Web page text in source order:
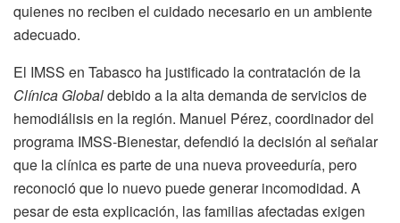
quienes no reciben el cuidado necesario en un ambiente
adecuado.
El IMSS en Tabasco ha justificado la contratación de la
Clínica Globaldebido a la alta demanda de servicios de
hemodiálisis en la región. Manuel Pérez, coordinador del
programa IMSS-Bienestar, defendió la decisión al señalar
que la clínica es parte de una nueva proveeduría, pero
reconoció que lo nuevo puede generar incomodidad. A
pesar de esta explicación, las familias afectadas exigen